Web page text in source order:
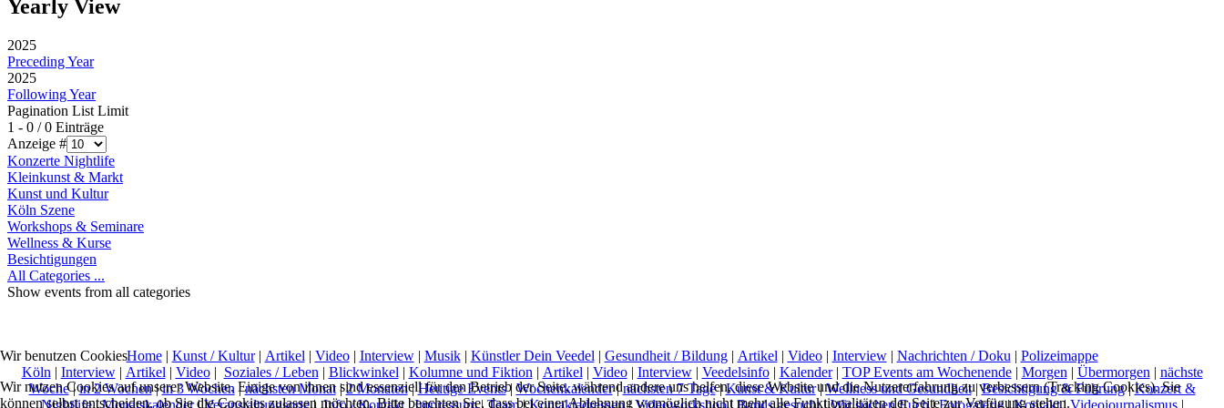
Yearly View
2025
Preceding Year
2025
Following Year
Pagination List Limit
1 - 0 / 0 Einträge
Anzeige #
Konzerte Nightlife
Kleinkunst & Markt
Kunst und Kultur
Köln Szene
Workshops & Seminare
Wellness & Kurse
Besichtigungen
All Categories ...
Show events from all categories
Home| Kunst / Kultur| Artikel | Video| Interview| Musik| Künstler Dein Veedel | Gesundheit / Bildung| Artikel | Video| Interview| Nachrichten / Doku | Polizeimappe
Köln | Interview| Artikel | Video| Soziales / Leben | Blickwinkel | Kolumne und Fiktion | Artikel | Video| Interview| Veedelsinfo| Kalender| TOP Events am Wochenende| Morgen | Übermorgen | nächste
Woche|in 2 Wochen|in 3 Wochen |nächsten Monat|2 Monaten|Heutige Events|Wochenkalender|nächsten 7 Tage|Kunst & Kultur|Wellness und Gesundheit|Besichtigung & Führung|Konzert &
Nightlife|Monatskalender|Veranstaltungsorte|Info / Kontakt|Impressum| Team|Kontaktadressen|Videoworkshop|Bands gesucht|Wir suchen Euch|Fotogalerie|Kontakt|Videojournalismus|
Wir benutzen Cookies
Wir nutzen Cookies auf unserer Website. Einige von ihnen sind essenziell für den Betrieb der Seite, während andere uns helfen, diese Website und die Nutzererfahrung zu verbessern (Tracking Cookies). Sie
können selbst entscheiden, ob Sie die Cookies zulassen möchten. Bitte beachten Sie, dass bei einer Ablehnung womöglich nicht mehr alle Funktionalitäten der Seite zur Verfügung stehen.